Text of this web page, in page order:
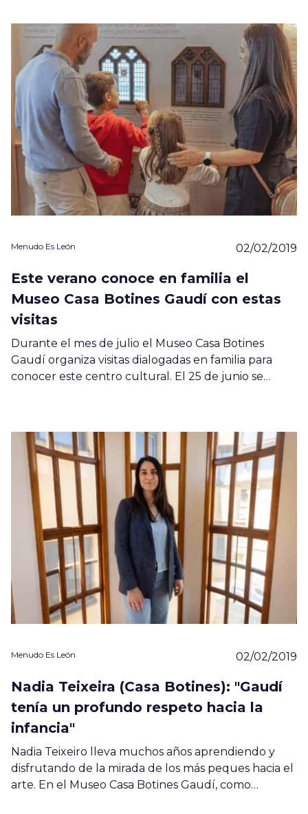
Menudo Es León 02/02/2019
Este verano conoce en familia el
Museo Casa Botines Gaudí con estas
visitas
Durante el mes de julio el Museo Casa Botines
Gaudí organiza visitas dialogadas en familia para
conocer este centro cultural. El 25 de junio se…
Menudo Es León 02/02/2019
Nadia Teixeira (Casa Botines): "Gaudí
tenía un profundo respeto hacia la
infancia"
Nadia Teixeiro lleva muchos años aprendiendo y
disfrutando de la mirada de los más peques hacia el
arte. En el Museo Casa Botines Gaudí, como…